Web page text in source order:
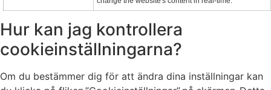
Hur kan jag kontrollera
cookieinställningarna?
Om du bestämmer dig för att ändra dina inställningar kan